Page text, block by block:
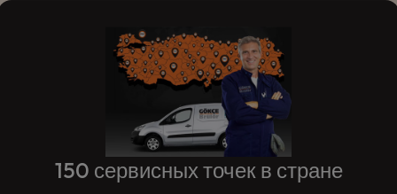
150 сервисных точек в стране